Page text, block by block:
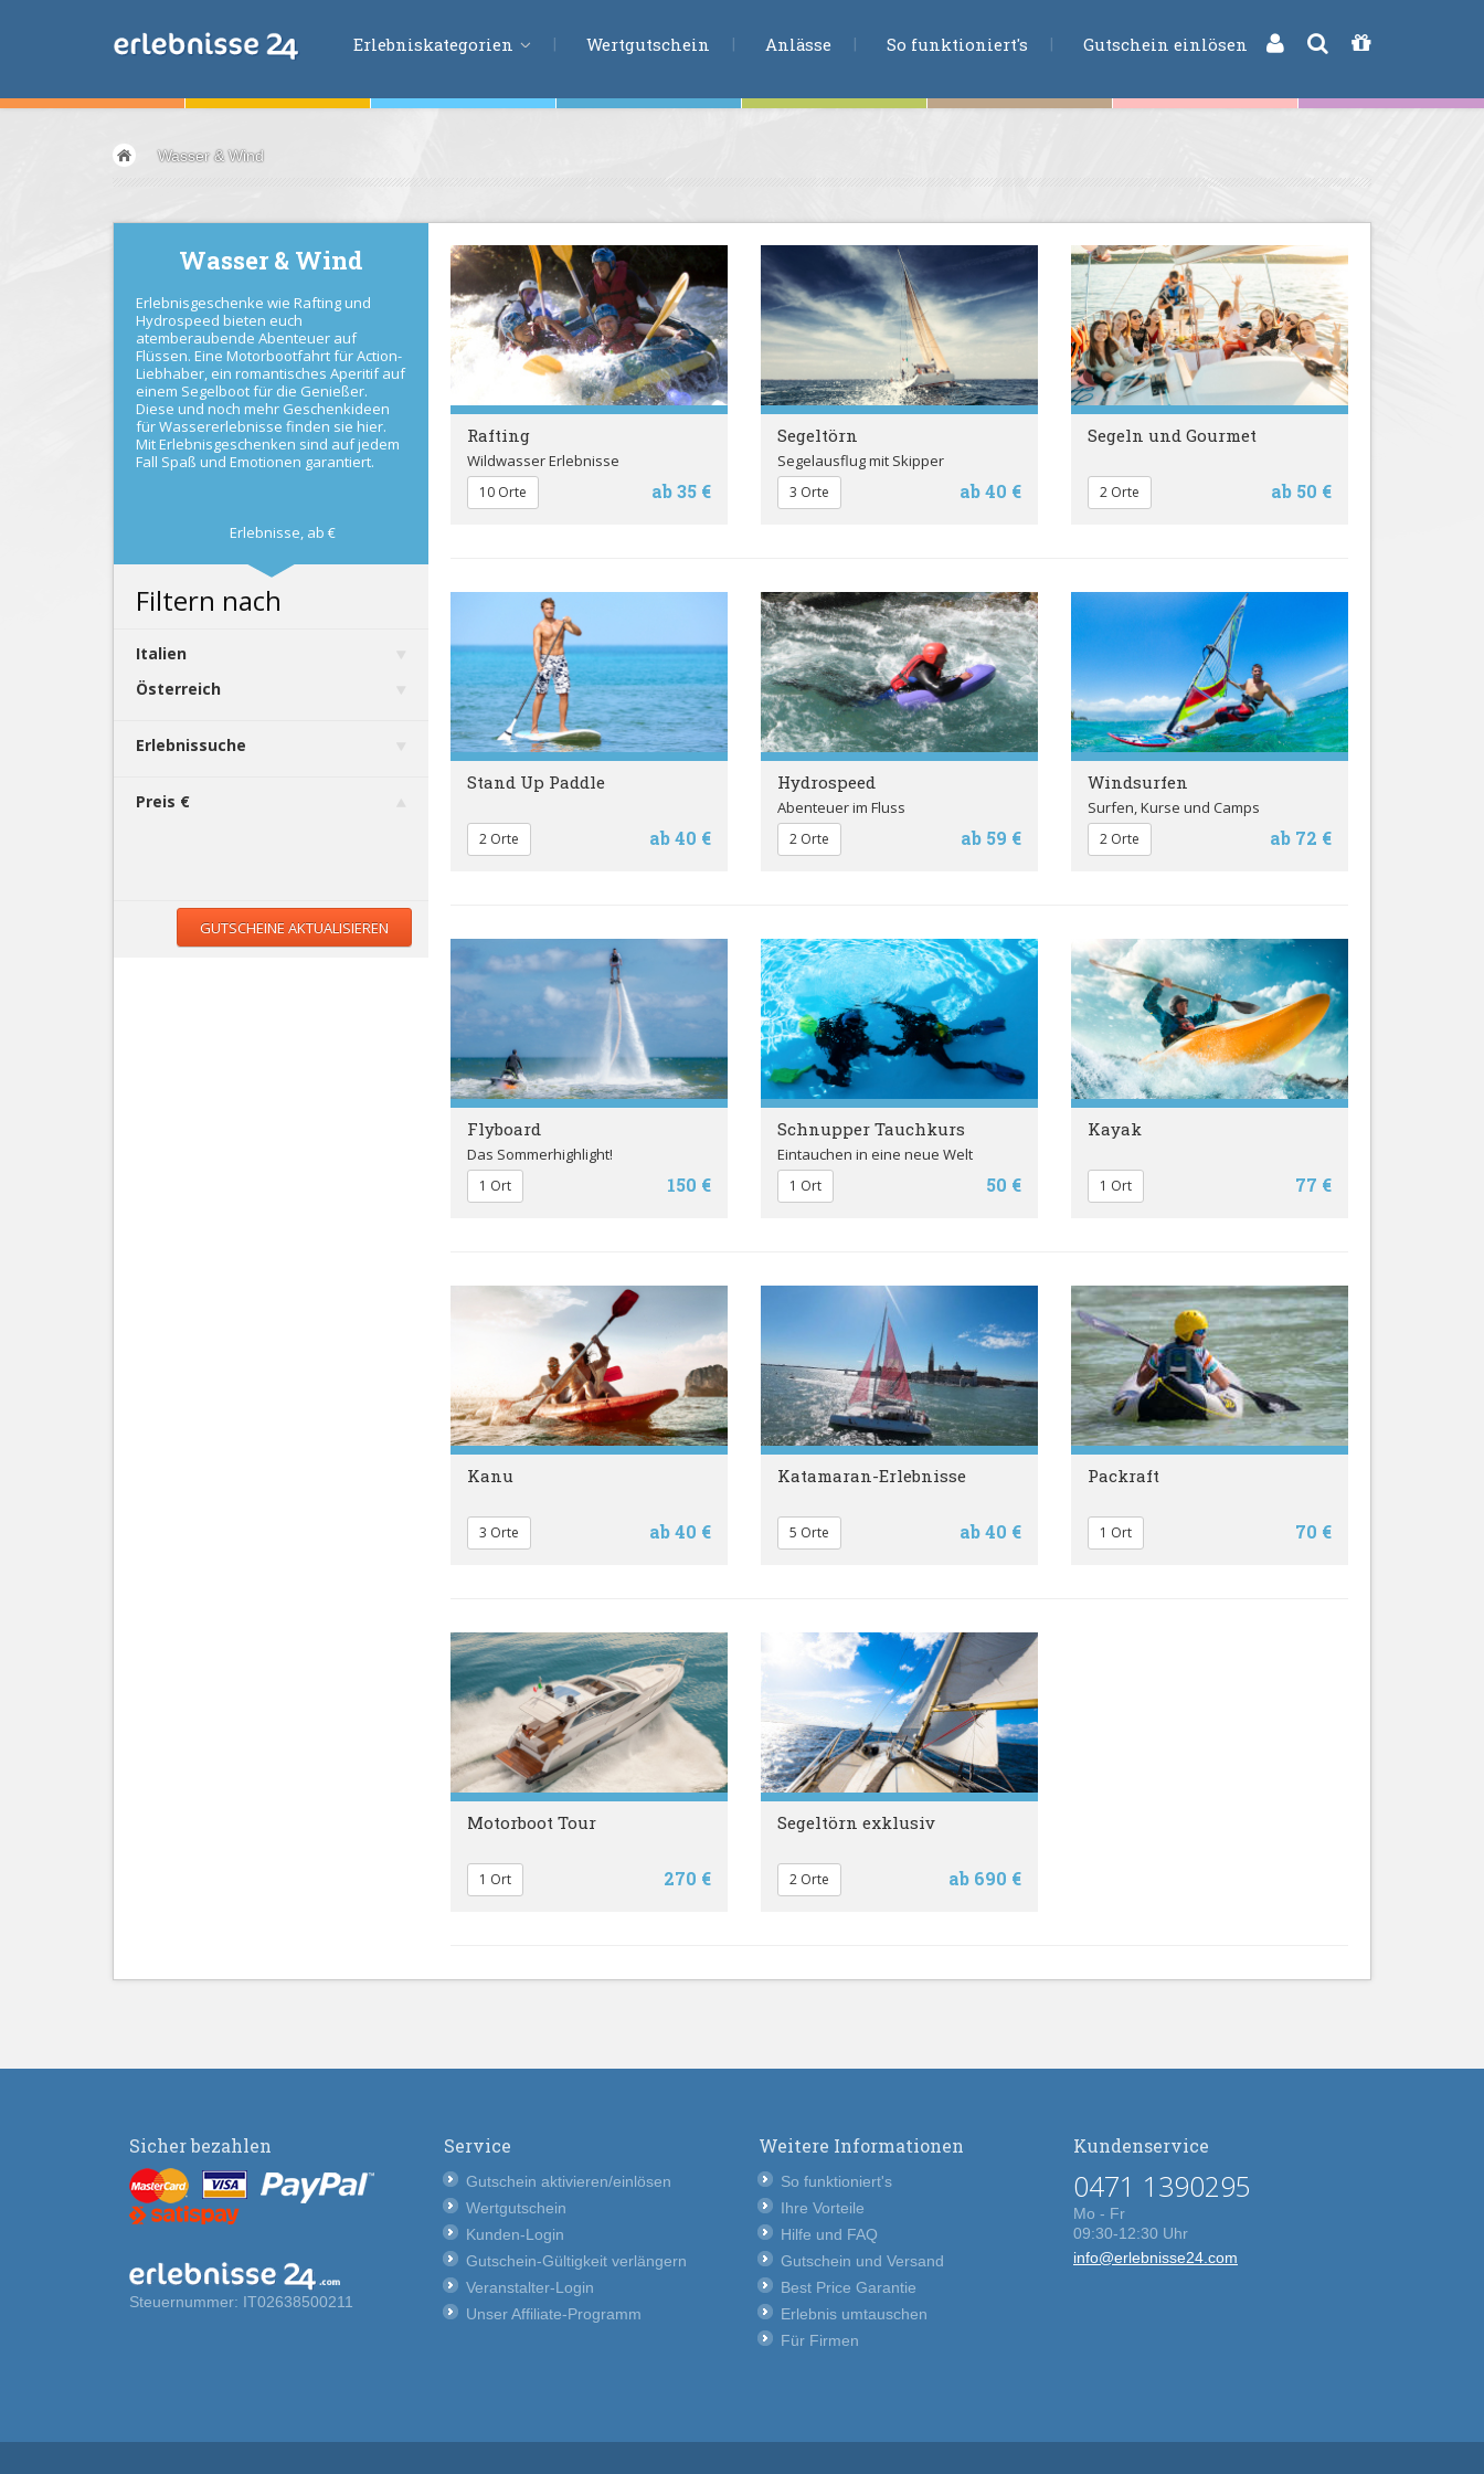
Erlebniskategorien
Fitness
Essen &
Trinken
Wellness &Gesundheit
Wasser &
Lifestyle &Phantasie
Kids &
Family
Übernachtungen
Wertgutschein Anlässe So funktioniert's Gutschein einlösen
Wasser & Wind
Wasser & Wind
Erlebnisgeschenke wie Rafting und
Hydrospeed bieten euch
atemberaubende Abenteuer auf
Flüssen. Eine Motorbootfahrt für Action-
Liebhaber, ein romantisches Aperitif auf
einem Segelboot für die Genießer.
Diese und noch mehr Geschenkideen
für Wassererlebnisse finden sie hier.
Mit Erlebnisgeschenken sind auf jedem
Fall Spaß und Emotionen garantiert.
Erlebnisse, ab €
Filtern nach
Italien
Österreich
Erlebnissuche
Preis €
GUTSCHEINE AKTUALISIEREN
Rafting
Wildwasser Erlebnisse
ab 35 €
10 Orte
Segeltörn
Segelausflug mit Skipper
ab 40 €
3 Orte
Segeln und Gourmet
ab 50 €
2 Orte
Stand Up Paddle
ab 40 €
2 Orte
Hydrospeed
Abenteuer im Fluss
ab 59 €
2 Orte
Windsurfen
Surfen, Kurse und Camps
ab 72 €
2 Orte
Flyboard
Das Sommerhighlight!
150 €
1 Ort
Schnupper Tauchkurs
Eintauchen in eine neue Welt
50 €
1 Ort
Kayak
77 €
1 Ort
Kanu
ab 40 €
3 Orte
Katamaran-Erlebnisse
ab 40 €
5 Orte
Packraft
70 €
1 Ort
Motorboot Tour
270 €
1 Ort
Segeltörn exklusiv
ab 690 €
2 Orte
Sicher bezahlen
Steuernummer: IT02638500211
Service
Gutschein aktivieren/einlösen
Wertgutschein
Kunden-Login
Gutschein-Gültigkeit verlängern
Veranstalter-Login
Unser Affiliate-Programm
Weitere Informationen
So funktioniert's
Ihre Vorteile
Hilfe und FAQ
Gutschein und Versand
Best Price Garantie
Erlebnis umtauschen
Für Firmen
Kundenservice
0471 1390295
Mo - Fr
09:30-12:30 Uhr
info@erlebnisse24.com